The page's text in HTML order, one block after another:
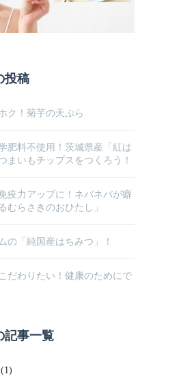
投稿
ク！菊芋の天ぷら
肥料不使用！茨城県産「紅は
まいもチップスをつくろう！
疫力アップに！ネバネバが癖
むらさきのおひたし」
の「純国産はちみつ」！
だわりたい！健康のためにで
記事一覧
(1)